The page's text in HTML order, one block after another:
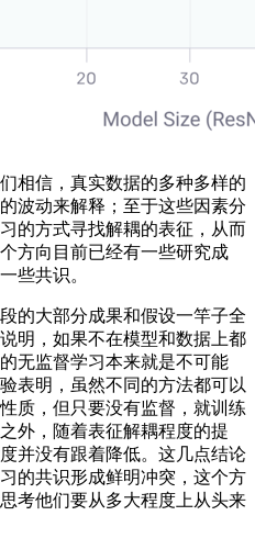
信，真实数据的多种多样的
波动来解释；至于这些因素分
的方式寻找解耦的表征，从而
方向目前已经有一些研究成
些共识。
大部分成果和假设一竿子全
明，如果不在模型和数据上都
无监督学习本来就是不可能
表明，虽然不同的方法都可以
质，但只要没有监督，就训练
外，随着表征解耦程度的提
并没有跟着降低。这几点结论
的共识形成鲜明冲突，这个方
考他们要从多大程度上从头来